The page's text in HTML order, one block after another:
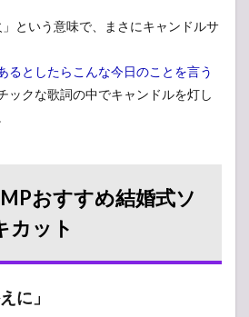
という意味で、まさにキャンドルサ
るとしたらこんな今日のことを言う
ックな歌詞の中でキャンドルを灯し
おすすめ結婚式ソ
カット
に」